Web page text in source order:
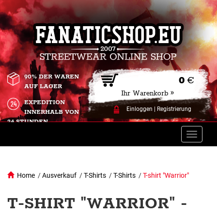
0 €
Ihr Warenkorb »
Einloggen Registrierung
90% DER WAREN
AUF LAGER
EXPEDITION
INNERHALB VON
24 STUNDEN.
Toggle
Home /Ausverkauf /T-Shirts /T-Shirts /T-shirt "Warrior"
T-SHIRT "WARRIOR" -